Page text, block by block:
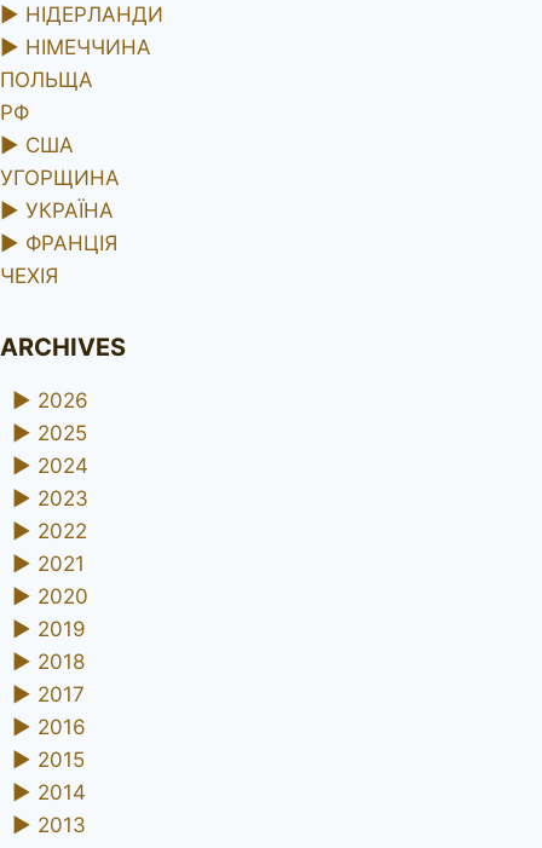
► НІДЕРЛАНДИ
► НІМЕЧЧИНА
ПОЛЬЩА
РФ
► США
УГОРЩИНА
► УКРАЇНА
► ФРАНЦІЯ
ЧЕХІЯ
ARCHIVES
► 2026
► 2025
► 2024
► 2023
► 2022
► 2021
► 2020
► 2019
► 2018
► 2017
► 2016
► 2015
► 2014
► 2013